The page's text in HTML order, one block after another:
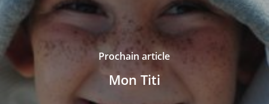
Prochain article
Mon Titi